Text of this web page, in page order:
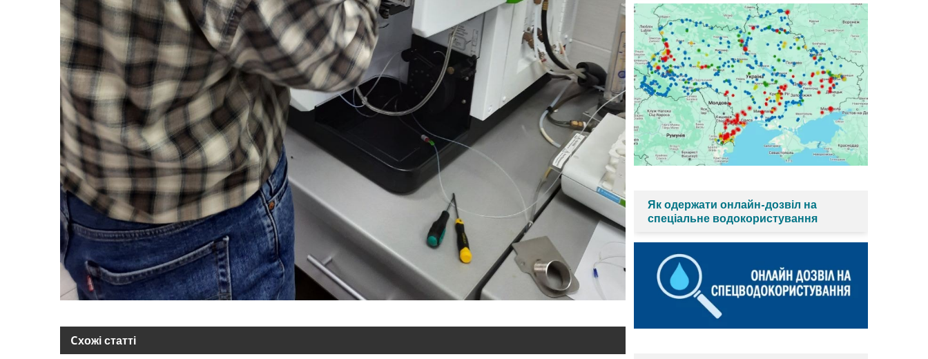
Cхожі статті
Як одержати онлайн-дозвіл на
спеціальне водокористування